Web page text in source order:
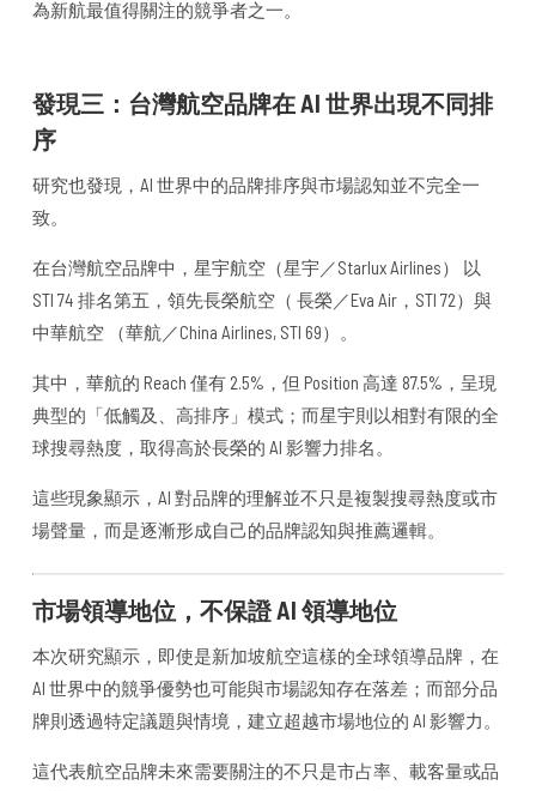
為新航最值得關注的競爭者之一。
發現三：台灣航空品牌在 AI 世界出現不同排
序
研究也發現，AI 世界中的品牌排序與市場認知並不完全一
致。
在台灣航空品牌中，星宇航空（星宇／Starlux Airlines） 以
STI 74 排名第五，領先長榮航空（ 長榮／Eva Air，STI 72）與
中華航空 （華航／China Airlines, STI 69）。
其中，華航的 Reach 僅有 2.5%，但 Position 高達 87.5%，呈現
典型的「低觸及、高排序」模式；而星宇則以相對有限的全
球搜尋熱度，取得高於長榮的 AI 影響力排名。
這些現象顯示，AI 對品牌的理解並不只是複製搜尋熱度或市
場聲量，而是逐漸形成自己的品牌認知與推薦邏輯。
市場領導地位，不保證 AI 領導地位
本次研究顯示，即使是新加坡航空這樣的全球領導品牌，在
AI 世界中的競爭優勢也可能與市場認知存在落差；而部分品
牌則透過特定議題與情境，建立超越市場地位的 AI 影響力。
這代表航空品牌未來需要關注的不只是市占率、載客量或品